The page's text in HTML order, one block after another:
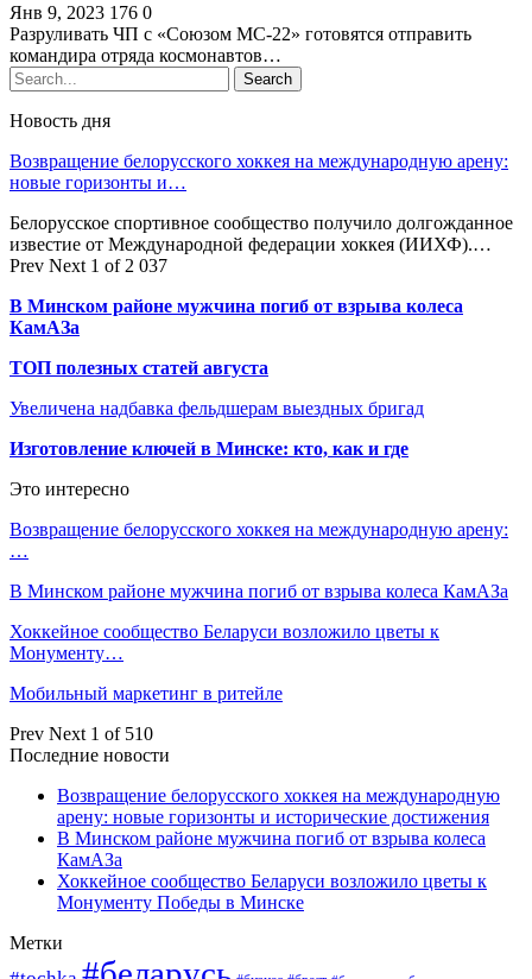
Янв 9, 2023 176 0
Разруливать ЧП с «Союзом МС-22» готовятся отправить
командира отряда космонавтов…
Новость дня
Возвращение белорусского хоккея на международную арену:
новые горизонты и…
Белорусское спортивное сообщество получило долгожданное
известие от Международной федерации хоккея (ИИХФ).…
Prev Next 1 of 2 037
В Минском районе мужчина погиб от взрыва колеса
КамАЗа
ТОП полезных статей августа
Увеличена надбавка фельдшерам выездных бригад
Изготовление ключей в Минске: кто, как и где
Это интересно
Возвращение белорусского хоккея на международную арену:
…
В Минском районе мужчина погиб от взрыва колеса КамАЗа
Хоккейное сообщество Беларуси возложило цветы к
Монументу…
Мобильный маркетинг в ритейле
Prev Next 1 of 510
Последние новости
Возвращение белорусского хоккея на международную
арену: новые горизонты и исторические достижения
В Минском районе мужчина погиб от взрыва колеса
КамАЗа
Хоккейное сообщество Беларуси возложило цветы к
Монументу Победы в Минске
Метки